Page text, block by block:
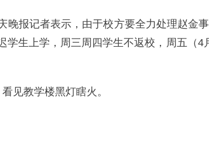
晚报记者表示，由于校方要全力处理赵金
学生上学，周三周四学生不返校，周五（4
见教学楼黑灯瞎火。